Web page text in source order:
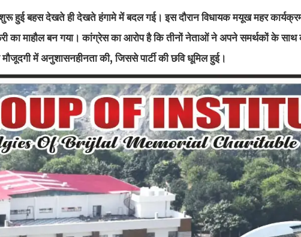
हुई बहस देखते ही देखते हंगामे में बदल गई। इस दौरान विधायक मयूख महर
का माहौल बन गया। कांग्रेस का आरोप है कि तीनों नेताओं ने अपने समर्थकों के साथ
में अनुशासनहीनता की, जिससे पार्टी की छवि धूमिल हुई।